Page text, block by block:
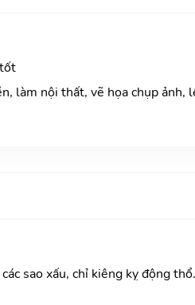
làm nội thất, vẽ họa chụp ảnh,
sao xấu, chỉ kiêng kỵ động